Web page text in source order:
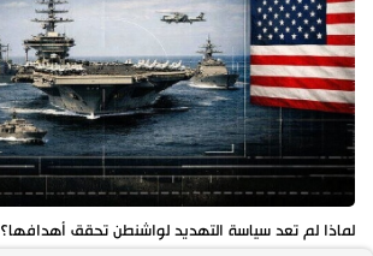
لماذا لم تعد سياسة التهديد لواشنطن تحقق أهدافها؟